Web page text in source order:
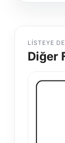
LISTEYE
Diğer